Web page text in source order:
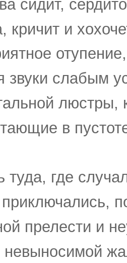
сидит,
кричит и
звуки слабым
люстры,
в
туда, где
прелести и
невыносимой